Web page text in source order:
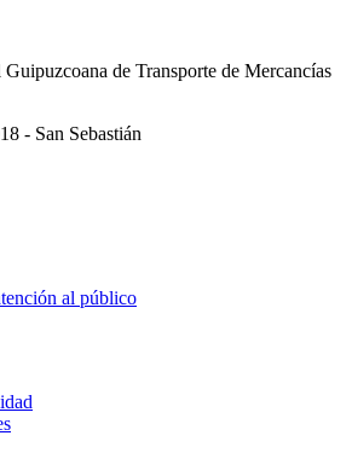
de Transporte de Mercancías
- San Sebastián
al público
DE GIPUZKOA
DE MOVILIDAD DEL